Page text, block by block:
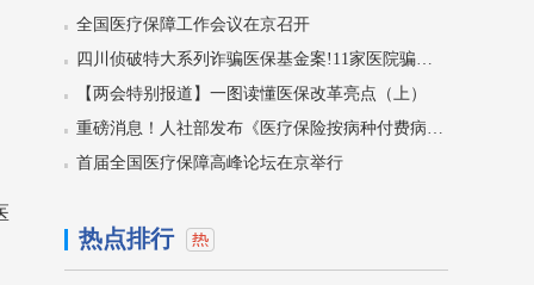
全国医疗保障工作会议在京召开
四川侦破特大系列诈骗医保基金案!11家医院骗保5400万，59人被刑拘！
【两会特别报道】一图读懂医保改革亮点（上）
重磅消息！人社部发布《医疗保险按病种付费病种推荐目录》
首届全国医疗保障高峰论坛在京举行
热点排行